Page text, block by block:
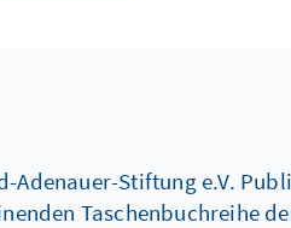
Stiftung e.V.
Taschenbuchreihe